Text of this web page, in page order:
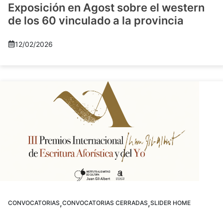
Exposición en Agost sobre el western
de los 60 vinculado a la provincia
12/02/2026
CONVOCATORIAS,CONVOCATORIAS CERRADAS,SLIDER HOME